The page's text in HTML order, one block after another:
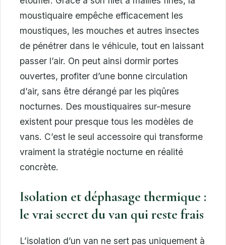
moustiquaire empêche efficacement les
moustiques, les mouches et autres insectes
de pénétrer dans le véhicule, tout en laissant
passer l’air. On peut ainsi dormir portes
ouvertes, profiter d’une bonne circulation
d’air, sans être dérangé par les piqûres
nocturnes. Des moustiquaires sur-mesure
existent pour presque tous les modèles de
vans. C’est le seul accessoire qui transforme
vraiment la stratégie nocturne en réalité
concrète.
Isolation et déphasage thermique :
le vrai secret du van qui reste frais
L’isolation d’un van ne sert pas uniquement à